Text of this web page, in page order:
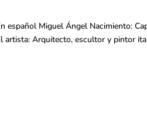
Miguel Ángel Nacimiento:
artista: Arquitecto, escultor y pintor